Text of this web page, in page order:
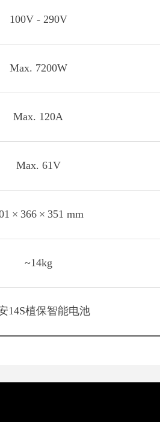
100V - 290V
Max. 7200W
Max. 120A
Max. 61V
× 366 × 351 mm
~14kg
14S植保智能电池